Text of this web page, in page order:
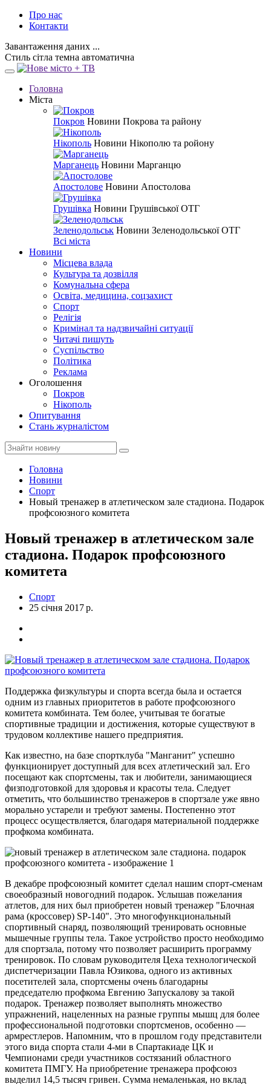
Про нас
Контакти
Завантаження даних ...
Стиль сітла темна автоматична
Головна
Міста
Покров Новини Покрова та району
Нікополь Новини Нікополю та ройону
Марганець Новини Марганцю
Апостолове Новини Апостолова
Грушівка Новини Грушівської ОТГ
Зеленодольськ Новини Зеленодольської ОТГ
Всі міста
Новини
Місцева влада
Культура та дозвілля
Комунальна сфера
Освіта, медицина, соцзахист
Спорт
Релігія
Кримінал та надзвичайні ситуації
Читачі пишуть
Суспільство
Політика
Реклама
Оголошення
Покров
Нікополь
Опитування
Стань журналістом
Головна
Новини
Спорт
Новый тренажер в атлетическом зале стадиона. Подарок
профсоюзного комитета
Новый тренажер в атлетическом зале
стадиона. Подарок профсоюзного
комитета
Спорт
25 січня 2017 р.
Поддержка физкультуры и спорта всегда была и остается
одним из главных приоритетов в работе профсоюзного
комитета комбината. Тем более, учитывая те богатые
спортивные традиции и достижения, которые существуют в
трудовом коллективе нашего предприятия.
Как известно, на базе спортклуба "Манганит" успешно
функционирует доступный для всех атлетический зал. Его
посещают как спортсмены, так и любители, занимающиеся
физподготовкой для здоровья и красоты тела. Следует
отметить, что большинство тренажеров в спортзале уже явно
морально устарели и требуют замены. Постепенно этот
процесс осуществляется, благодаря материальной поддержке
профкома комбината.
В декабре профсоюзный комитет сделал нашим спорт-сменам
своеобразный новогодний подарок. Услышав пожелания
атлетов, для них был приобретен новый тренажер "Блочная
рама (кроссовер) SP-140". Это многофункциональный
спортивный снаряд, позволяющий тренировать основные
мышечные группы тела. Такое устройство просто необходимо
для спортзала, потому что позволяет расширить программу
тренировок. По словам руководителя Цеха технологической
диспетчеризации Павла Юзикова, одного из активных
посетителей зала, спортсмены очень благодарны
председателю профкома Евгению Запускалову за такой
подарок. Тренажер позволяет выполнять множество
упражнений, нацеленных на разные группы мышц для более
профессиональной подготовки спортсменов, особенно —
армрестлеров. Напомним, что в прошлом году представители
этого вида спорта стали 4-ми в Спартакиаде ЦК и
Чемпионами среди участников состязаний областного
комитета ПМГУ. На приобретение тренажера профсоюз
выделил 14,5 тысяч гривен. Сумма немаленькая, но вклад